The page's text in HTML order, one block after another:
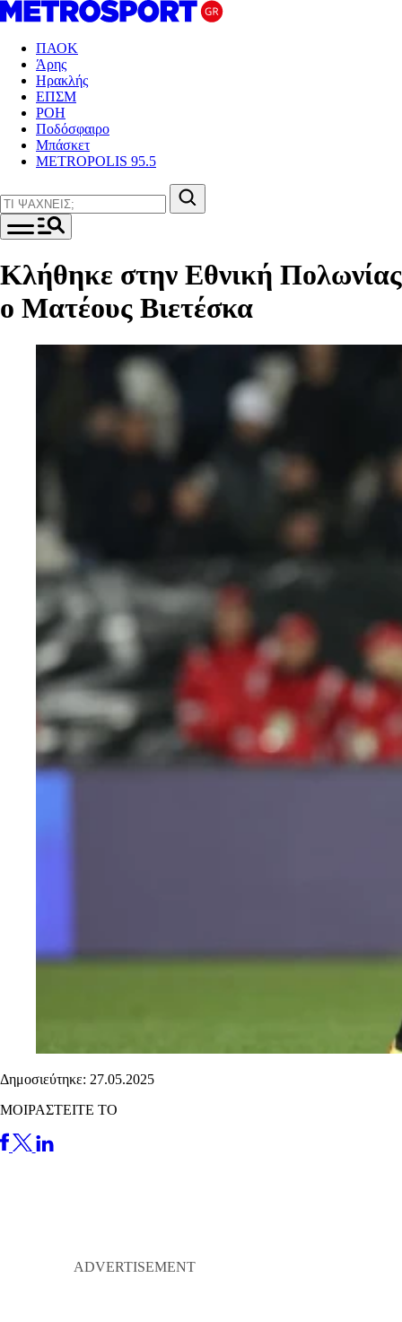
ΠΑΟΚ
Άρης
Ηρακλής
ΕΠΣΜ
ΡΟΗ
Ποδόσφαιρο
Μπάσκετ
METROPOLIS 95.5
Κλήθηκε στην Εθνική Πολωνίας
ο Ματέους Βιετέσκα
Δημοσιεύτηκε: 27.05.2025
ΜΟΙΡΑΣΤΕΙΤΕ ΤΟ